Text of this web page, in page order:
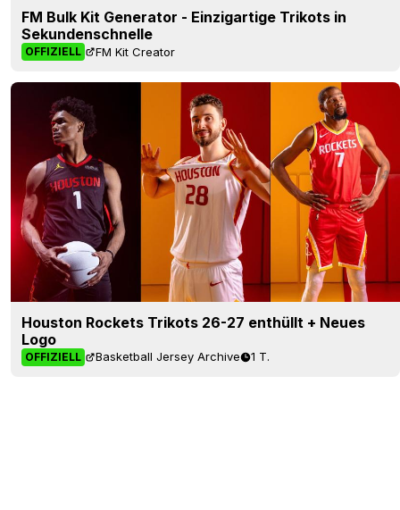
FM Bulk Kit Generator - Einzigartige Trikots in
Sekundenschnelle
OFFIZIELL FM Kit Creator
Houston Rockets Trikots 26-27 enthüllt + Neues
Logo
OFFIZIELL Basketball Jersey Archive 1 T.